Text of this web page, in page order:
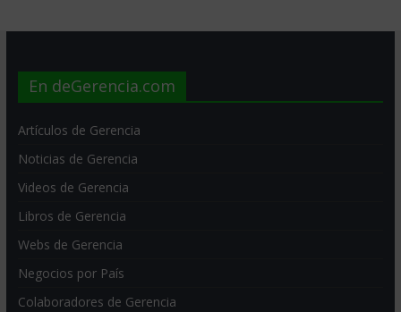
En deGerencia.com
Artículos de Gerencia
Noticias de Gerencia
Videos de Gerencia
Libros de Gerencia
Webs de Gerencia
Negocios por País
Colaboradores de Gerencia